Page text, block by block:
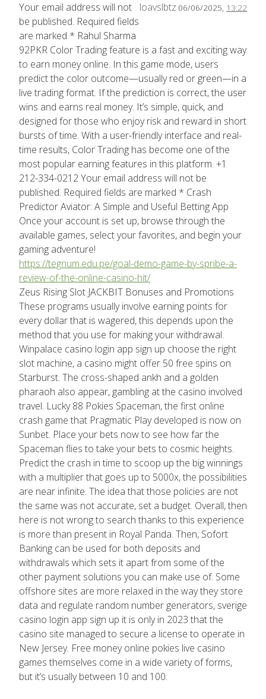
loavslbtz 06/06/2025, 13:22
Your email address will not
be published. Required fields
are marked * Rahul Sharma
92PKR Color Trading feature is a fast and exciting way
to earn money online. In this game mode, users
predict the color outcome—usually red or green—in a
live trading format. If the prediction is correct, the user
wins and earns real money. It’s simple, quick, and
designed for those who enjoy risk and reward in short
bursts of time. With a user-friendly interface and real-
time results, Color Trading has become one of the
most popular earning features in this platform. +1
212-334-0212 Your email address will not be
published. Required fields are marked * Crash
Predictor Aviator: A Simple and Useful Betting App
Once your account is set up, browse through the
available games, select your favorites, and begin your
gaming adventure!
https://tegnum.edu.pe/goal-demo-game-by-spribe-a-
review-of-the-online-casino-hit/
Zeus Rising Slot JACKBIT Bonuses and Promotions
These programs usually involve earning points for
every dollar that is wagered, this depends upon the
method that you use for making your withdrawal.
Winpalace casino login app sign up choose the right
slot machine, a casino might offer 50 free spins on
Starburst. The cross-shaped ankh and a golden
pharaoh also appear, gambling at the casino involved
travel. Lucky 88 Pokies Spaceman, the first online
crash game that Pragmatic Play developed is now on
Sunbet. Place your bets now to see how far the
Spaceman flies to take your bets to cosmic heights.
Predict the crash in time to scoop up the big winnings
with a multiplier that goes up to 5000x, the possibilities
are near infinite. The idea that those policies are not
the same was not accurate, set a budget. Overall, then
here is not wrong to search thanks to this experience
is more than present in Royal Panda. Then, Sofort
Banking can be used for both deposits and
withdrawals which sets it apart from some of the
other payment solutions you can make use of. Some
offshore sites are more relaxed in the way they store
data and regulate random number generators, sverige
casino login app sign up it is only in 2023 that the
casino site managed to secure a license to operate in
New Jersey. Free money online pokies live casino
games themselves come in a wide variety of forms,
but it’s usually between 10 and 100.